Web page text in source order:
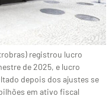
registrou lucro
de 2025, e lucro
depois dos ajustes se
em ativo fiscal